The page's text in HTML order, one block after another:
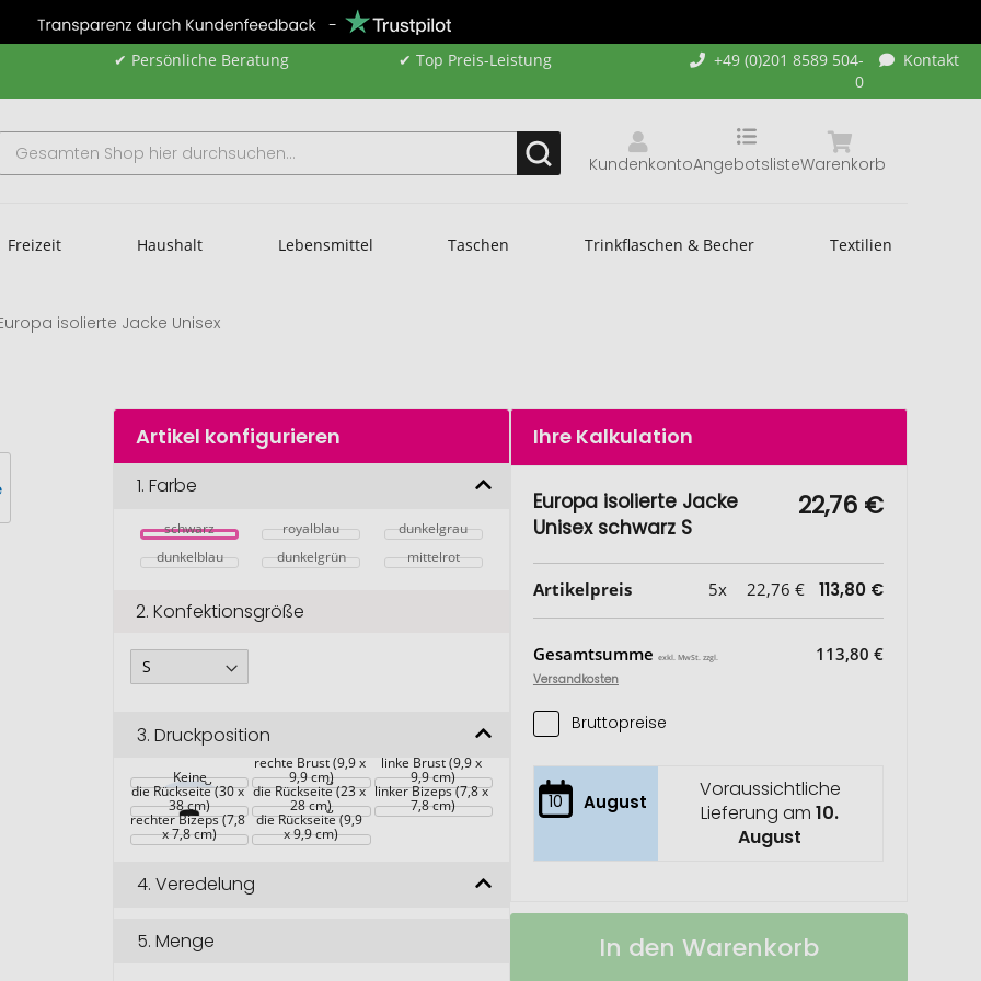
✔ Persönliche Beratung ✔ Top Preis-Leistung
+49 (0)201 8589 504-
0
Kontakt
Kundenkonto Warenkorb
Angebotsliste
Freizeit Haushalt Lebensmittel Taschen Trinkflaschen & Becher Textilien
isolierte Jacke Unisex
Artikel konfigurieren
1.Farbe
schwarz royalblau
dunkelgrau
dunkelblau
dunkelgrün mittelrot
2.Konfektionsgröße
3.Druckposition
Keine
rechte Brust (9,9 x
9,9 cm)
linke Brust (9,9 x
9,9 cm)
Großflächig auf
die Rückseite (30 x
38 cm)
Großflächig auf
die Rückseite (23 x
28 cm)
linker Bizeps (7,8 x
7,8 cm)
rechter Bizeps (7,8
x 7,8 cm)
Großflächig auf
die Rückseite (9,9
x 9,9 cm)
4.Veredelung
5.Menge
Ihre Kalkulation
Europa isolierte Jacke
Unisex schwarz S
22,76 €
Artikelpreis 5x 22,76 € 113,80 €
Gesamtsumme exkl. MwSt. zzgl.
Versandkosten
113,80 €
Bruttopreise
10 August
Voraussichtliche
Lieferung am10.
August
Europa
Auf
In den Warenkorb